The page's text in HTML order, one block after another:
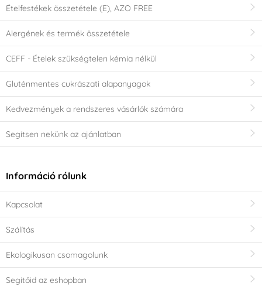
Ételfestékek összetétele (E), AZO FREE
Alergének és termék összetétele
CEFF - Ételek szükségtelen kémia nélkül
Gluténmentes cukrászati alapanyagok
Kedvezmények a rendszeres vásárlók számára
Segítsen nekünk az ajánlatban
Információ rólunk
Kapcsolat
Szálítás
Ekologikusan csomagolunk
Segítőid az eshopban